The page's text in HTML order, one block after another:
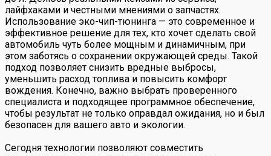
лайфхаками и честными мнениями о запчастях.
Использование эко-чип-тюнинга — это современное и
эффективное решение для тех, кто хочет сделать свой
автомобиль чуть более мощным и динамичным, при
этом заботясь о сохранении окружающей среды. Такой
подход позволяет снизить вредные выбросы,
уменьшить расход топлива и повысить комфорт
вождения. Конечно, важно выбрать проверенного
специалиста и подходящее программное обеспечение,
чтобы результат не только оправдал ожидания, но и был
безопасен для вашего авто и экологии.
Сегодня технологии позволяют совместить